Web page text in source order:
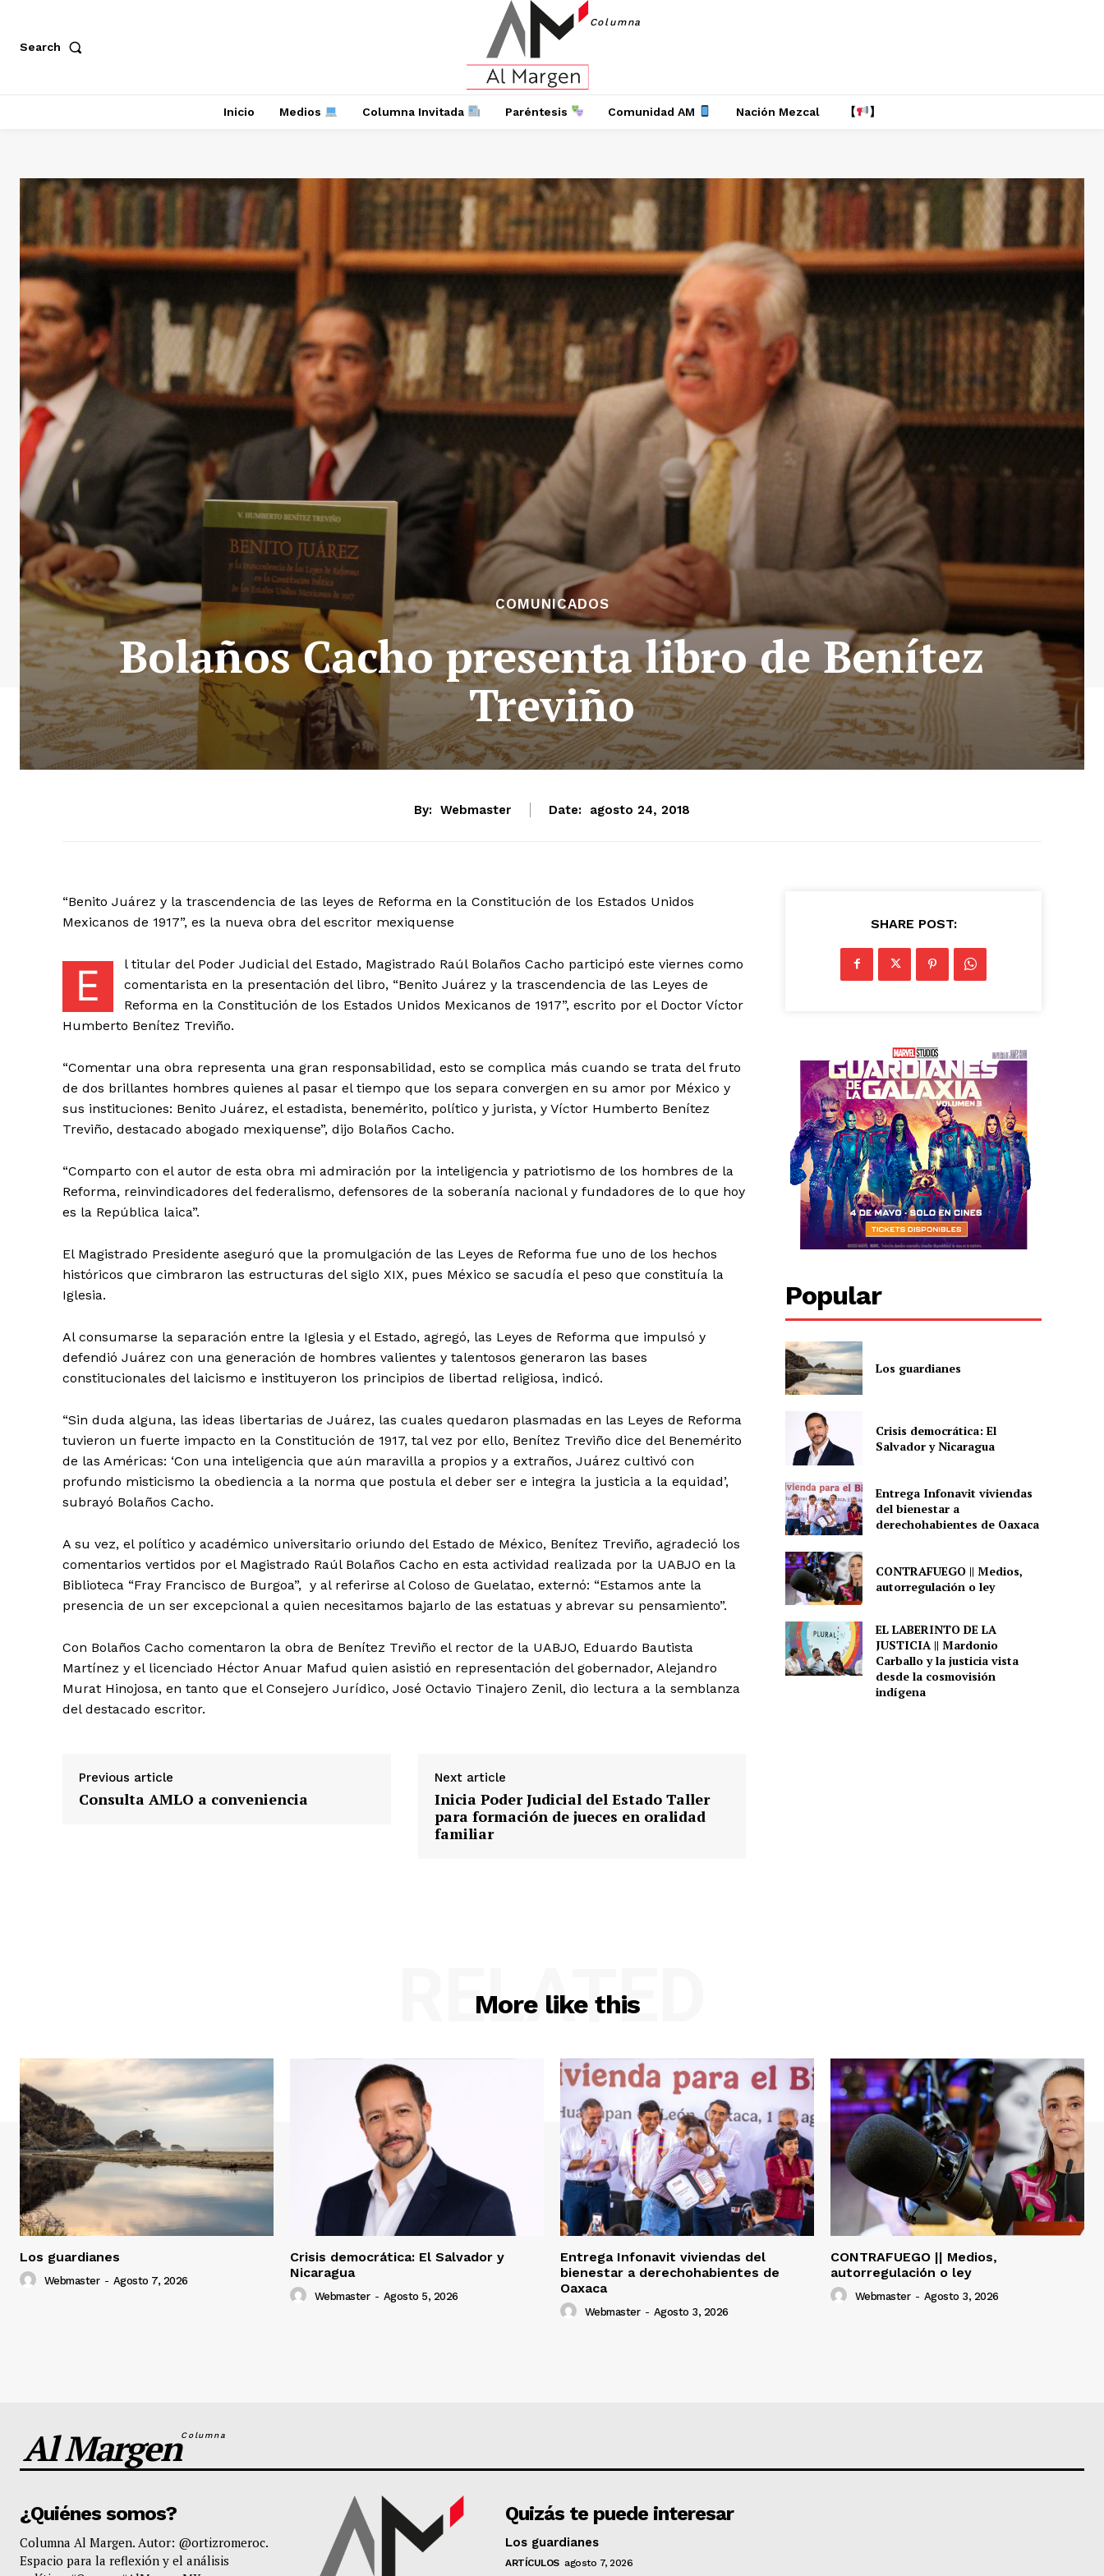
Search
Columna
Inicio Medios Columna Invitada Paréntesis Comunidad AM Nación Mezcal 【 】
COMUNICADOS
Bolaños Cacho presenta libro de Benítez
Treviño
By: Webmaster Date: agosto 24, 2018
“Benito Juárez y la trascendencia de las leyes de Reforma en la Constitución de los Estados Unidos
Mexicanos de 1917”, es la nueva obra del escritor mexiquense
E
l titular del Poder Judicial del Estado, Magistrado Raúl Bolaños Cacho participó este viernes como
comentarista en la presentación del libro, “Benito Juárez y la trascendencia de las Leyes de
Reforma en la Constitución de los Estados Unidos Mexicanos de 1917”, escrito por el Doctor Víctor
Humberto Benítez Treviño.
“Comentar una obra representa una gran responsabilidad, esto se complica más cuando se trata del fruto
de dos brillantes hombres quienes al pasar el tiempo que los separa convergen en su amor por México y
sus instituciones: Benito Juárez, el estadista, benemérito, político y jurista, y Víctor Humberto Benítez
Treviño, destacado abogado mexiquense”, dijo Bolaños Cacho.
“Comparto con el autor de esta obra mi admiración por la inteligencia y patriotismo de los hombres de la
Reforma, reinvindicadores del federalismo, defensores de la soberanía nacional y fundadores de lo que hoy
es la República laica”.
El Magistrado Presidente aseguró que la promulgación de las Leyes de Reforma fue uno de los hechos
históricos que cimbraron las estructuras del siglo XIX, pues México se sacudía el peso que constituía la
Iglesia.
Al consumarse la separación entre la Iglesia y el Estado, agregó, las Leyes de Reforma que impulsó y
defendió Juárez con una generación de hombres valientes y talentosos generaron las bases
constitucionales del laicismo e instituyeron los principios de libertad religiosa, indicó.
“Sin duda alguna, las ideas libertarias de Juárez, las cuales quedaron plasmadas en las Leyes de Reforma
tuvieron un fuerte impacto en la Constitución de 1917, tal vez por ello, Benítez Treviño dice del Benemérito
de las Américas: ‘Con una inteligencia que aún maravilla a propios y a extraños, Juárez cultivó con
profundo misticismo la obediencia a la norma que postula el deber ser e integra la justicia a la equidad’,
subrayó Bolaños Cacho.
A su vez, el político y académico universitario oriundo del Estado de México, Benítez Treviño, agradeció los
comentarios vertidos por el Magistrado Raúl Bolaños Cacho en esta actividad realizada por la UABJO en la
Biblioteca “Fray Francisco de Burgoa”, y al referirse al Coloso de Guelatao, externó: “Estamos ante la
presencia de un ser excepcional a quien necesitamos bajarlo de las estatuas y abrevar su pensamiento”.
Con Bolaños Cacho comentaron la obra de Benítez Treviño el rector de la UABJO, Eduardo Bautista
Martínez y el licenciado Héctor Anuar Mafud quien asistió en representación del gobernador, Alejandro
Murat Hinojosa, en tanto que el Consejero Jurídico, José Octavio Tinajero Zenil, dio lectura a la semblanza
del destacado escritor.
Previous article
Consulta AMLO a conveniencia
Next article
Inicia Poder Judicial del Estado Taller
para formación de jueces en oralidad
familiar
SHARE POST:
Popular
Los guardianes
Crisis democrática: El
Salvador y Nicaragua
Entrega Infonavit viviendas
del bienestar a
derechohabientes de Oaxaca
CONTRAFUEGO || Medios,
autorregulación o ley
EL LABERINTO DE LA
JUSTICIA || Mardonio
Carballo y la justicia vista
desde la cosmovisión
indígena
More like this
RELATED
Los guardianes
Webmaster - Agosto 7, 2026
Crisis democrática: El Salvador y
Nicaragua
Webmaster - Agosto 5, 2026
Entrega Infonavit viviendas del
bienestar a derechohabientes de
Oaxaca
Webmaster - Agosto 3, 2026
CONTRAFUEGO || Medios,
autorregulación o ley
Webmaster - Agosto 3, 2026
Al MargenColumna
¿Quiénes somos?
Columna Al Margen. Autor: @ortizromeroc.
Espacio para la reflexión y el análisis
Quizás te puede interesar
Los guardianes
ARTÍCULOS agosto 7, 2026